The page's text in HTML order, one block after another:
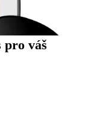
pro váš